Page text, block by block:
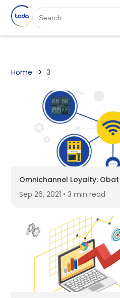
Home 3
Omnichannel Loyalty:
Sep 26, 2021 • 3 min read